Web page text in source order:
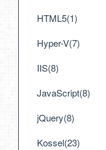
HTML5(1)
Hyper-V(7)
IIS(8)
JavaScript(8)
jQuery(8)
Kossel(23)